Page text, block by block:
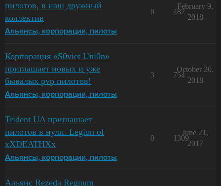
пилотов, в наш дружный
коллектив
Альянсы, корпорации, пилоты
0 482
February 9,
2018
Корпорация «S0viet Uni0n»
приглашает новых и уже
бывалых pvp пилотов!
Альянсы, корпорации, пилоты
3 754
October 20,
2018
Trident UA приглашает
пилотов в нули. Legion of
xXDEATHXx
Альянсы, корпорации, пилоты
0 1309
June 21,
2017
Альянс Rezeda Regnum